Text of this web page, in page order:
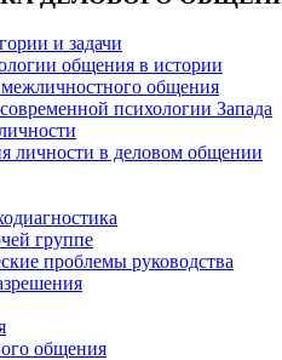
и задачи
общения в истории
общения
психологии Запада
личности в деловом общении
группе
проблемы руководства
общения